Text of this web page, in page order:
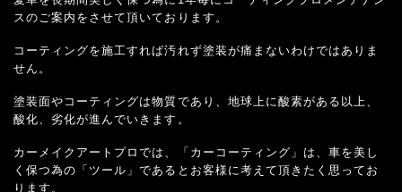
スのご案内をさせて頂いております。
コーティングを施工すれば汚れず塗装が痛まないわけではありま
せん。
塗装面やコーティングは物質であり、地球上に酸素がある以上、
酸化、劣化が進んでいきます。
カーメイクアートプロでは、「カーコーティング」は、車を美し
く保つ為の「ツール」であるとお客様に考えて頂きたく思ってお
ります。